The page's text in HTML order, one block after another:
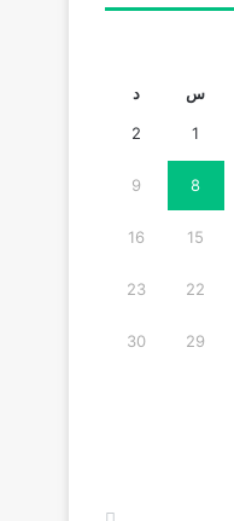
س د
1
2
8
9
15
16
22
23
29
30